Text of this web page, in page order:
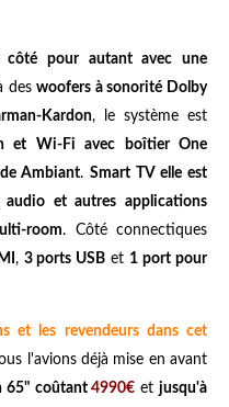
pour autant avec une
deswoofers à sonorité Dolby
Kardon, le système est
et Wi-Fi avec boîtier One
Ambiant.Smart TV elle est
et autres applications
room. Côté connectiques
, 3 ports USB et 1 port pour
et les revendeurs dans cet
l'avions déjà mise en avant
65" coûtant4990€ etjusqu'à